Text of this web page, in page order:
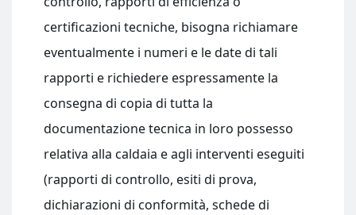
certificazioni tecniche, bisogna richiamare
eventualmente i numeri e le date di tali
rapporti e richiedere espressamente la
consegna di copia di tutta la
documentazione tecnica in loro possesso
relativa alla caldaia e agli interventi eseguiti
(rapporti di controllo, esiti di prova,
dichiarazioni di conformità, schede di